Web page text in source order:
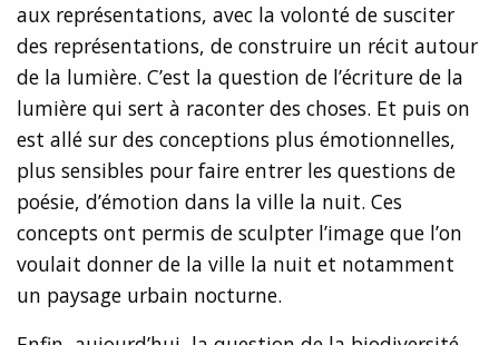
aux représentations, avec la volonté de susciter
des représentations, de construire un récit autour
de la lumière. C’est la question de l’écriture de la
lumière qui sert à raconter des choses. Et puis on
est allé sur des conceptions plus émotionnelles,
plus sensibles pour faire entrer les questions de
poésie, d’émotion dans la ville la nuit. Ces
concepts ont permis de sculpter l’image que l’on
voulait donner de la ville la nuit et notamment
un paysage urbain nocturne.